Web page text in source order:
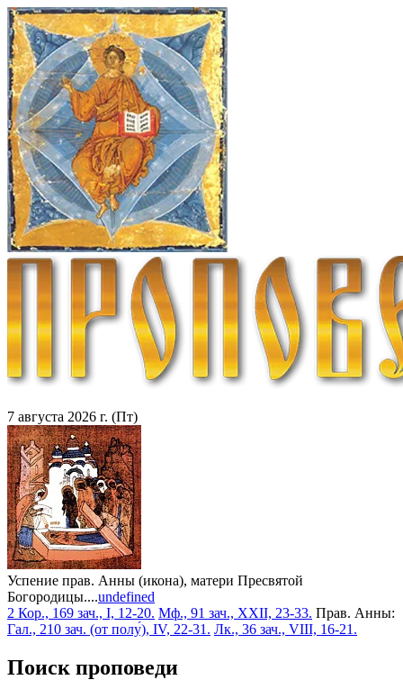
7 августа 2026 г. (Пт)
Успение прав. Анны (икона), матери Пресвятой
Богородицы....undefined
2 Кор., 169 зач., I, 12-20. Мф., 91 зач., XXII, 23-33. Прав. Анны:
Гал., 210 зач. (от полу́), IV, 22-31. Лк., 36 зач., VIII, 16-21.
Поиск проповеди